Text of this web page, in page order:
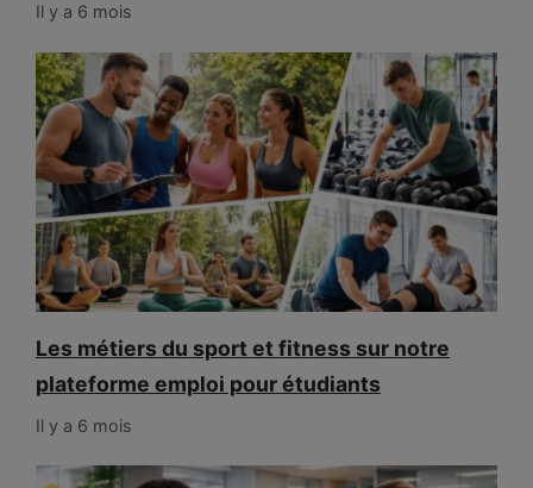
Il y a 6 mois
Les métiers du sport et fitness sur notre
plateforme emploi pour étudiants
Il y a 6 mois